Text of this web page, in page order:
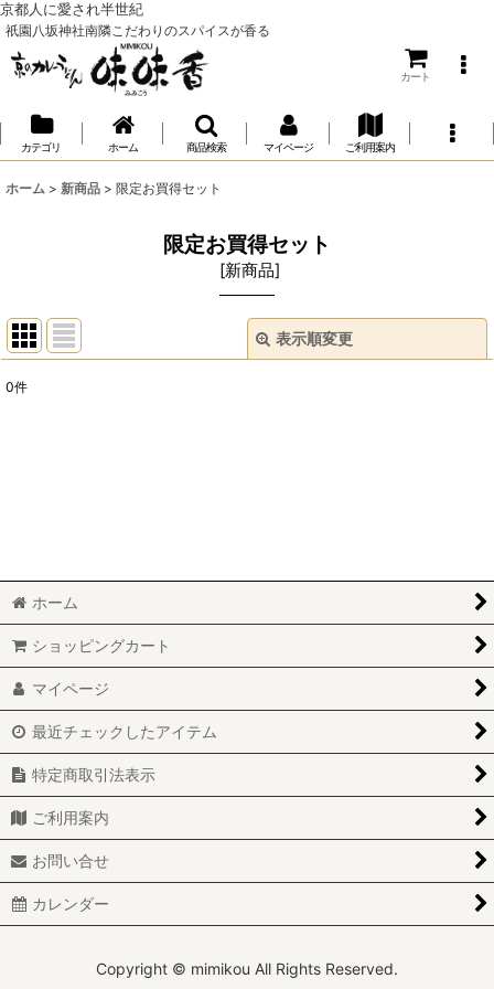
京都人に愛され半世紀
祇園八坂神社南隣こだわりのスパイスが香る
カート
カテゴリ ホーム 商品検索 マイページ ご利用案内
ホーム > 新商品 > 限定お買得セット
限定お買得セット
[新商品]
表示順変更
表示数
0件
ホーム
ショッピングカート
マイページ
最近チェックしたアイテム
特定商取引法表示
ご利用案内
お問い合せ
カレンダー
Copyright © mimikou All Rights Reserved.